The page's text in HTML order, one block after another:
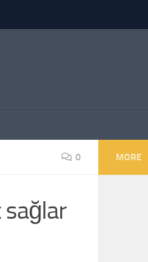
0
sağlar
MORE